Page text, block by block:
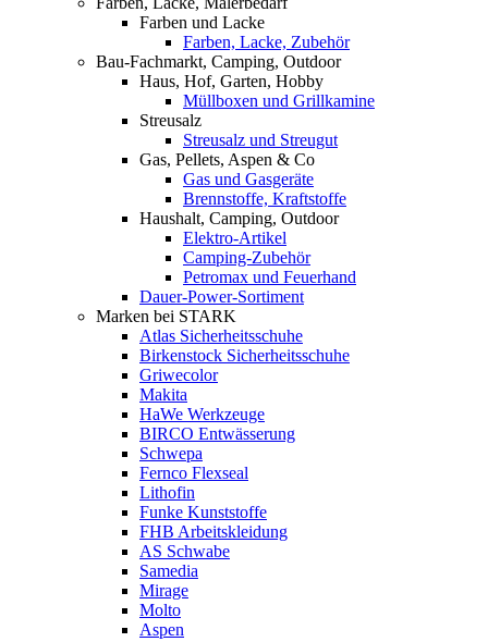
Farben und Lacke
Farben, Lacke, Zubehör
Bau-Fachmarkt, Camping, Outdoor
Haus, Hof, Garten, Hobby
Müllboxen und Grillkamine
Streusalz
Streusalz und Streugut
Gas, Pellets, Aspen & Co
Gas und Gasgeräte
Brennstoffe, Kraftstoffe
Haushalt, Camping, Outdoor
Elektro-Artikel
Camping-Zubehör
Petromax und Feuerhand
Dauer-Power-Sortiment
Marken bei STARK
Atlas Sicherheitsschuhe
Birkenstock Sicherheitsschuhe
Griwecolor
Makita
HaWe Werkzeuge
BIRCO Entwässerung
Schwepa
Fernco Flexseal
Lithofin
Funke Kunststoffe
FHB Arbeitskleidung
AS Schwabe
Samedia
Mirage
Molto
Aspen